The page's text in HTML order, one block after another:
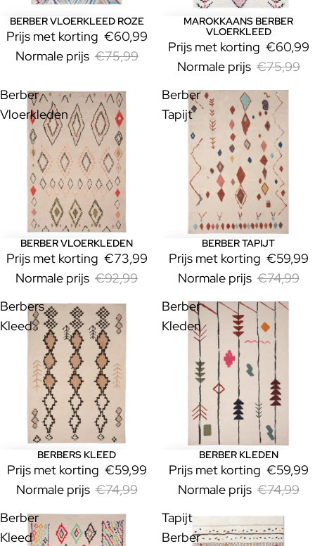
Uitverkoop
BERBER VLOERKLEED ROZE
Prijs met korting €60,99
Normale prijs €75,99
Uitverkoop
MAROKKAANS BERBER
VLOERKLEED
Prijs met korting €60,99
Normale prijs €75,99
Berber
Vloerkleden
Uitverkoop
BERBER VLOERKLEDEN
Prijs met korting €73,99
Normale prijs €92,99
Berber
Tapijt
UitverkoopBERBER TAPIJT
Prijs met korting €59,99
Normale prijs €74,99
Berbers
Kleed
UitverkoopBERBERS KLEED
Prijs met korting €59,99
Normale prijs €74,99
Berber
Kleden
UitverkoopBERBER KLEDEN
Prijs met korting €59,99
Normale prijs €74,99
Berber
Kleed
Tapijt
Berber